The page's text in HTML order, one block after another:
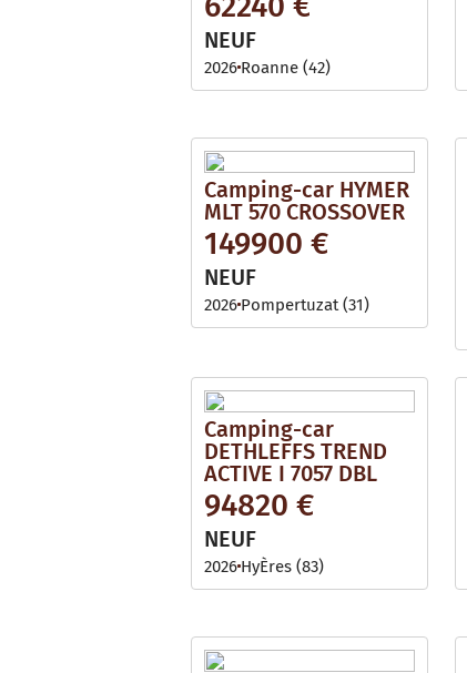
l
l
a
b
l
NEUF
2026 Roanne (42)
Camping-car HYMER
MLT 570 CROSSOVER
149900 €
NEUF
2026 Pompertuzat (31)
Camping-car
DETHLEFFS TREND
ACTIVE I 7057 DBL
94820 €
NEUF
2026 HyÈres (83)